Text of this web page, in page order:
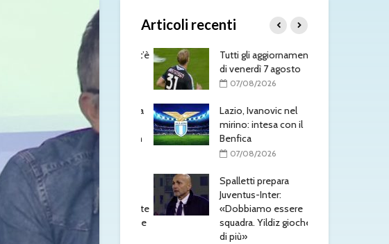
Articoli recenti
Lukaku-Fenerbahçe, c’è
il sì del belga
08/08/2026
Frosinone, mercato a
tinte austriache:
Grillitsch e Schmid in
08/08/2026
Cagliari, doppio
rinforzo in arrivo: visite
mediche per Maldini e
Tutti gli aggiornamenti
di venerdì 7 agosto
07/08/2026
Lazio, Ivanovic nel
mirino: intesa con il
Benfica
07/08/2026
Spalletti prepara
Juventus-Inter:
«Dobbiamo essere
squadra. Yildiz giocherà
di più»